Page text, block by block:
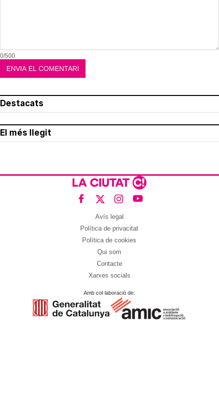
0/500
Destacats
El més llegit
Avís legal
Política de privacitat
Política de cookies
Qui som
Contacte
Xarxes socials
Amb col·laboració de: